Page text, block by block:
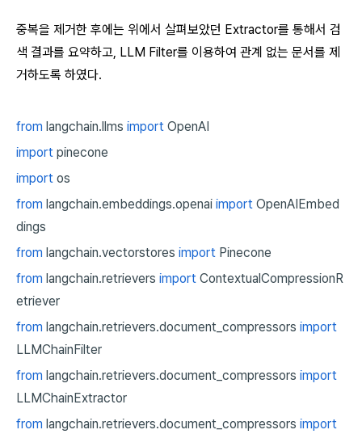
중복을 제거한 후에는 위에서 살펴보았던 Extractor를 통해서 검
색 결과를 요약하고, LLM Filter를 이용하여 관계 없는 문서를 제
거하도록 하였다.
from langchain.llms import OpenAI
import pinecone
import os
from langchain.embeddings.openai import OpenAIEmbed
dings
from langchain.vectorstores import Pinecone
from langchain.retrievers import ContextualCompressionR
etriever
from langchain.retrievers.document_compressors import
LLMChainFilter
from langchain.retrievers.document_compressors import
LLMChainExtractor
from langchain.retrievers.document_compressors import